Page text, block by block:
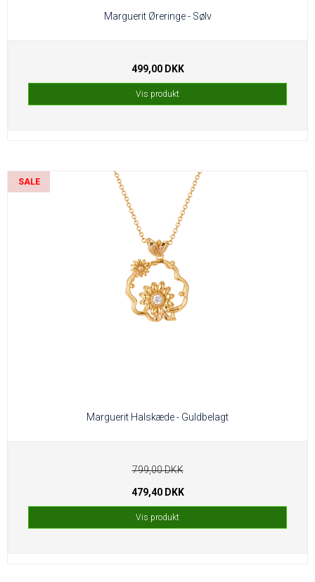
Marguerit Øreringe - Sølv
499,00 DKK
Vis produkt
SALE
Marguerit Halskæde - Guldbelagt
799,00 DKK
479,40 DKK
Vis produkt